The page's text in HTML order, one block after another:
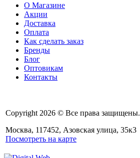
О Магазине
Акции
Доставка
Оплата
Как сделать заказ
Бренды
Блог
Оптовикам
Контакты
Copyright 2026 © Все права защищены.
Москва, 117452, Азовская улица, 35к3
Посмотреть на карте